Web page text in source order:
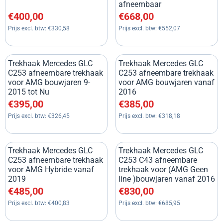
Prijs: 400,00, exclusief btw: 330,58
€400,00
Prijs excl. btw: €330,58
afneembaar
Prijs: 668,00, exclusief btw:
€668,00
Prijs excl. btw: €552,07
Trekhaak Mercedes GLC
C253 afneembare trekhaak
voor AMG bouwjaren 9-
2015 tot Nu
Prijs: 395,00, exclusief btw: 326,45
€395,00
Prijs excl. btw: €326,45
Trekhaak Mercedes GLC
C253 afneembare trekhaak
voor AMG bouwjaren vanaf
2016
Prijs: 385,00, exclusief btw:
€385,00
Prijs excl. btw: €318,18
Trekhaak Mercedes GLC
C253 afneembare trekhaak
voor AMG Hybride vanaf
2019
Prijs: 485,00, exclusief btw: 400,83
€485,00
Prijs excl. btw: €400,83
Trekhaak Mercedes GLC
C253 C43 afneembare
trekhaak voor (AMG Geen
line )bouwjaren vanaf 2016
Prijs: 830,00, exclusief btw:
€830,00
Prijs excl. btw: €685,95